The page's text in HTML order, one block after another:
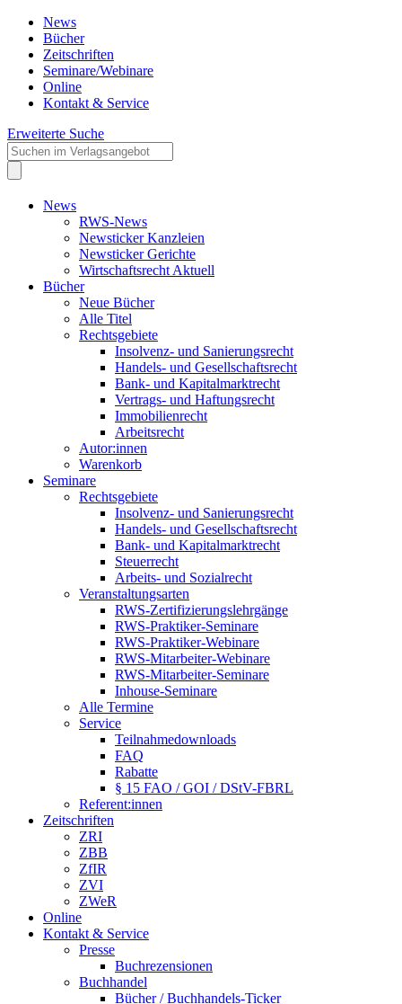
News
Bücher
Zeitschriften
Seminare/Webinare
Online
Kontakt & Service
Erweiterte Suche
News
RWS-News
Newsticker Kanzleien
Newsticker Gerichte
Wirtschaftsrecht Aktuell
Bücher
Neue Bücher
Alle Titel
Rechtsgebiete
Insolvenz- und Sanierungsrecht
Handels- und Gesellschaftsrecht
Bank- und Kapitalmarktrecht
Vertrags- und Haftungsrecht
Immobilienrecht
Arbeitsrecht
Autor:innen
Warenkorb
Seminare
Rechtsgebiete
Insolvenz- und Sanierungsrecht
Handels- und Gesellschaftsrecht
Bank- und Kapitalmarktrecht
Steuerrecht
Arbeits- und Sozialrecht
Veranstaltungsarten
RWS-Zertifizierungslehrgänge
RWS-Praktiker-Seminare
RWS-Praktiker-Webinare
RWS-Mitarbeiter-Webinare
RWS-Mitarbeiter-Seminare
Inhouse-Seminare
Alle Termine
Service
Teilnahmedownloads
FAQ
Rabatte
§ 15 FAO / GOI / DStV-FBRL
Referent:innen
Zeitschriften
ZRI
ZBB
ZfIR
ZVI
ZWeR
Online
Kontakt & Service
Presse
Buchrezensionen
Buchhandel
Bücher / Buchhandels-Ticker